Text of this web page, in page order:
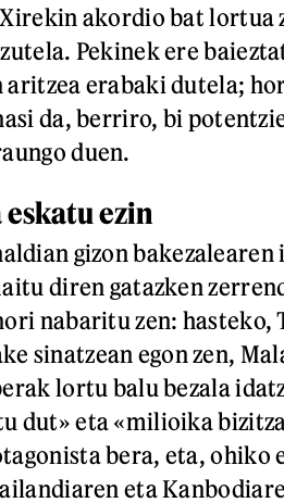
akordio bat lortua
Pekinek ere
erabaki dutela;
da, berriro, bi
duen.
ezin
gizon
diren gatazken
nabaritu zen: hasteko,
sinatzean egon zen,
lortu balu bezala
dut» eta «milioika
bera, eta, ohiko
eta